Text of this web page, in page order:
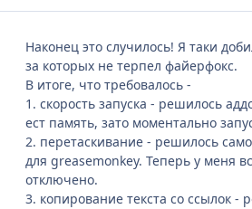
Наконец это случилось! Я таки
за которых не терпел файерфокс.
В итоге, что требовалось -
1. скорость запуска - решилось
ест память, зато моментально
2. перетаскивание - решилось
для greasemonkey. Теперь у меня
отключено.
3. копирование текста со ссылок -